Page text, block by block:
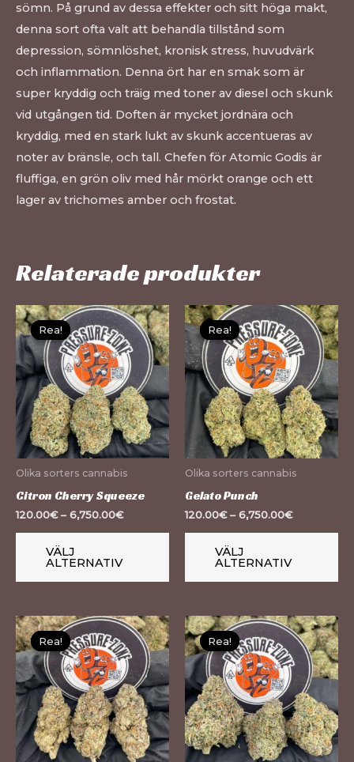
sömn. På grund av dessa effekter och sitt höga makt,
denna sort ofta valt att behandla tillstånd som
depression, sömnlöshet, kronisk stress, huvudvärk
och inflammation. Denna ört har en smak som är
super kryddig och träig med toner av diesel och skunk
vid utgången tid. Doften är mycket jordnära och
kryddig, med en stark lukt av skunk accentueras av
noter av bränsle, och tall. Chefen för Atomic Godis är
fluffiga, en grön oliv med hår mörkt orange och ett
lager av trichomes amber och frostat.
Relaterade produkter
Rea!
Rea!
Olika sorters cannabis
Citron Cherry Squeeze
120.00€– 6,750.00€
VÄLJ
ALTERNATIV
Den
här
produkten
har
flera
varianter.
De
produktsidan
Rea!
Rea!
Olika sorters cannabis
Gelato Punch
120.00€– 6,750.00€
VÄLJ
ALTERNATIV
Rea!
Rea!
Den
här
produkten
har
flera
varianter.
De
Rea!
Rea!